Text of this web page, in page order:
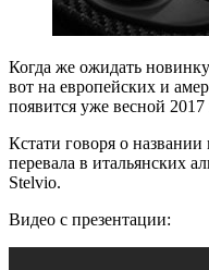
Когда же ожидать
вот на европейских и
появится уже весной 2017
Кстати говоря о
перевала в итальянских
Stelvio.
Видео с презентации: